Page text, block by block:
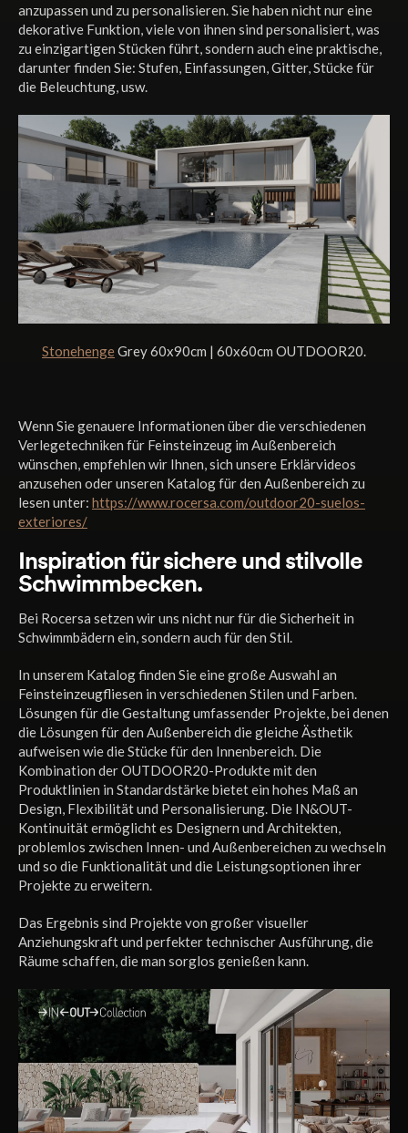
anzupassen und zu personalisieren. Sie haben nicht nur eine
dekorative Funktion, viele von ihnen sind personalisiert, was
zu einzigartigen Stücken führt, sondern auch eine praktische,
darunter finden Sie: Stufen, Einfassungen, Gitter, Stücke für
die Beleuchtung, usw.
StonehengeGrey 60x90cm | 60x60cm OUTDOOR20.
Wenn Sie genauere Informationen über die verschiedenen
Verlegetechniken für Feinsteinzeug im Außenbereich
wünschen, empfehlen wir Ihnen, sich unsere Erklärvideos
anzusehen oder unseren Katalog für den Außenbereich zu
lesen unter: https://www.rocersa.com/outdoor20-suelos-
exteriores/
Inspiration für sichere und stilvolle
Schwimmbecken.
Bei Rocersa setzen wir uns nicht nur für die Sicherheit in
Schwimmbädern ein, sondern auch für den Stil.
In unserem Katalog finden Sie eine große Auswahl an
Feinsteinzeugfliesen in verschiedenen Stilen und Farben.
Lösungen für die Gestaltung umfassender Projekte, bei denen
die Lösungen für den Außenbereich die gleiche Ästhetik
aufweisen wie die Stücke für den Innenbereich. Die
Kombination der OUTDOOR20-Produkte mit den
Produktlinien in Standardstärke bietet ein hohes Maß an
Design, Flexibilität und Personalisierung. Die IN&OUT-
Kontinuität ermöglicht es Designern und Architekten,
problemlos zwischen Innen- und Außenbereichen zu wechseln
und so die Funktionalität und die Leistungsoptionen ihrer
Projekte zu erweitern.
Das Ergebnis sind Projekte von großer visueller
Anziehungskraft und perfekter technischer Ausführung, die
Räume schaffen, die man sorglos genießen kann.